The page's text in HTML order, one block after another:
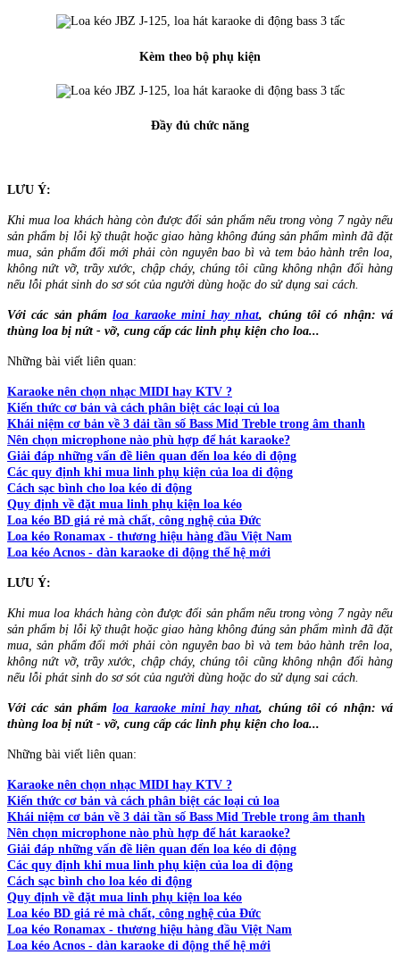
Kèm theo bộ phụ kiện
Đầy đủ chức năng
LƯU Ý:
Khi mua loa khách hàng còn được đổi sản phẩm nếu trong vòng 7 ngày nếu
sản phẩm bị lỗi kỹ thuật hoặc giao hàng không đúng sản phẩm mình đã đặt
mua, sản phẩm đổi mới phải còn nguyên bao bì và tem bảo hành trên loa,
không nứt vỡ, trầy xước, chập cháy, chúng tôi cũng không nhận đổi hàng
nếu lỗi phát sinh do sơ sót của người dùng hoặc do sử dụng sai cách.
Với các sản phẩmloa karaoke mini hay nhat, chúng tôi có nhận: vá
thùng loa bị nứt - vỡ, cung cấp các linh phụ kiện cho loa...
Những bài viết liên quan:
Karaoke nên chọn nhạc MIDI hay KTV ?
Kiến thức cơ bản và cách phân biệt các loại củ loa
Khái niệm cơ bản về 3 dải tần số Bass Mid Treble trong âm thanh
Nên chọn microphone nào phù hợp để hát karaoke?
Giải đáp những vấn đề liên quan đến loa kéo di động
Các quy định khi mua linh phụ kiện của loa di động
Cách sạc bình cho loa kéo di động
Quy định về đặt mua linh phụ kiện loa kéo
Loa kéo BD giá rẻ mà chất, công nghệ của Đức
Loa kéo Ronamax - thương hiệu hàng đầu Việt Nam
Loa kéo Acnos - dàn karaoke di động thế hệ mới
LƯU Ý:
Khi mua loa khách hàng còn được đổi sản phẩm nếu trong vòng 7 ngày nếu
sản phẩm bị lỗi kỹ thuật hoặc giao hàng không đúng sản phẩm mình đã đặt
mua, sản phẩm đổi mới phải còn nguyên bao bì và tem bảo hành trên loa,
không nứt vỡ, trầy xước, chập cháy, chúng tôi cũng không nhận đổi hàng
nếu lỗi phát sinh do sơ sót của người dùng hoặc do sử dụng sai cách.
Với các sản phẩmloa karaoke mini hay nhat, chúng tôi có nhận: vá
thùng loa bị nứt - vỡ, cung cấp các linh phụ kiện cho loa...
Những bài viết liên quan:
Karaoke nên chọn nhạc MIDI hay KTV ?
Kiến thức cơ bản và cách phân biệt các loại củ loa
Khái niệm cơ bản về 3 dải tần số Bass Mid Treble trong âm thanh
Nên chọn microphone nào phù hợp để hát karaoke?
Giải đáp những vấn đề liên quan đến loa kéo di động
Các quy định khi mua linh phụ kiện của loa di động
Cách sạc bình cho loa kéo di động
Quy định về đặt mua linh phụ kiện loa kéo
Loa kéo BD giá rẻ mà chất, công nghệ của Đức
Loa kéo Ronamax - thương hiệu hàng đầu Việt Nam
Loa kéo Acnos - dàn karaoke di động thế hệ mới